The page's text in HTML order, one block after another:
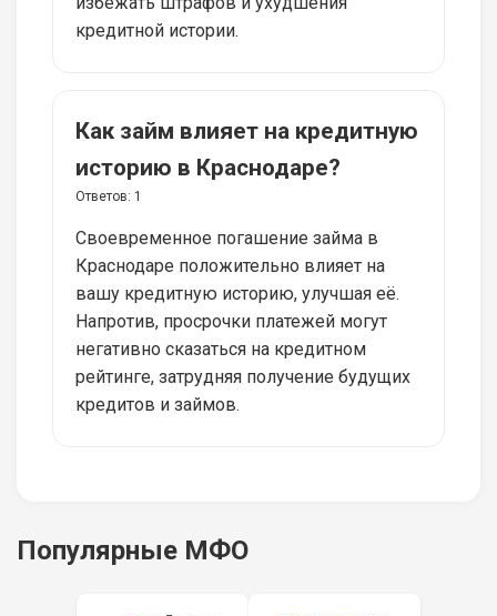
кредитной истории.
Как займ влияет на кредитную
историю в Краснодаре?
Ответов: 1
Своевременное погашение займа в
Краснодаре положительно влияет на
вашу кредитную историю, улучшая её.
Напротив, просрочки платежей могут
негативно сказаться на кредитном
рейтинге, затрудняя получение будущих
кредитов и займов.
Популярные МФО